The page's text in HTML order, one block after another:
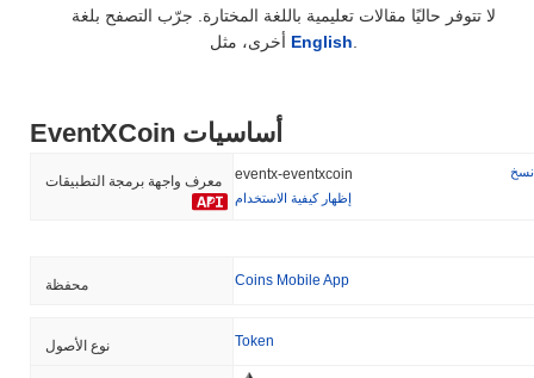
لا تتوفر حاليًا مقالات تعليمية باللغة المختارة. جرّب التصفح بلغة
English
EventXCoin أساسيات
معرف واجهة برمجة التطبيقات eventx-eventxcoin
نسخ
إظهار كيفية الاستخدام
محفظة Coins Mobile App
نوع الأصول Token